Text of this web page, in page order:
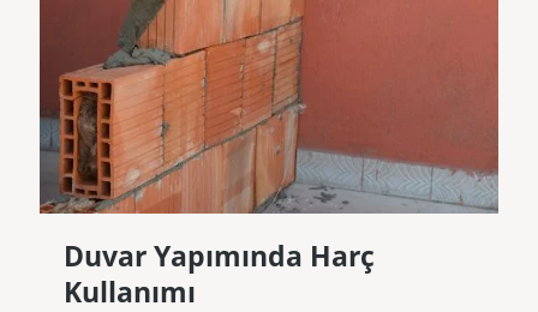
Duvar Yapımında Harç
Kullanımı